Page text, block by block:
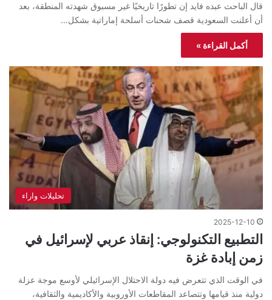
قال الباحث عبده فايد إن تطورًا تاريخيًا غير مسبوق شهدته المنطقة، بعد
أن أعلنت السعودية قصف شحنات أسلحة إماراتية بشكل…
أكمل القراءة »
تحليلات واراء
2025-12-10
التطبيع التكنولوجي: إنقاذ عربي لإسرائيل في
زمن إبادة غزة
في الوقت الذي تتعرض فيه دولة الاحتلال الإسرائيلي لأوسع موجة عزلة
دولية منذ قيامها وتتصاعد المقاطعات الأوروبية والأكاديمية والثقافية،